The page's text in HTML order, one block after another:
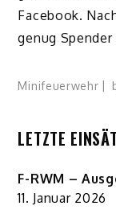
Facebook.
genug
Minifeuerwehr
LETZTE
F-RWM –
11. Januar 2026